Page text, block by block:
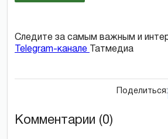
Следите за самым важным и
Telegram-канале
Татмедиа
Поделиться:
Комментарии (0)